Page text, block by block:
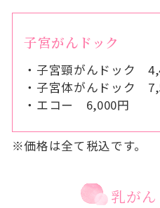
子宮がんドック
・子宮頸がんドック
・子宮体がんドック
・エコー 6,000円
※価格は全て税込です。
乳が